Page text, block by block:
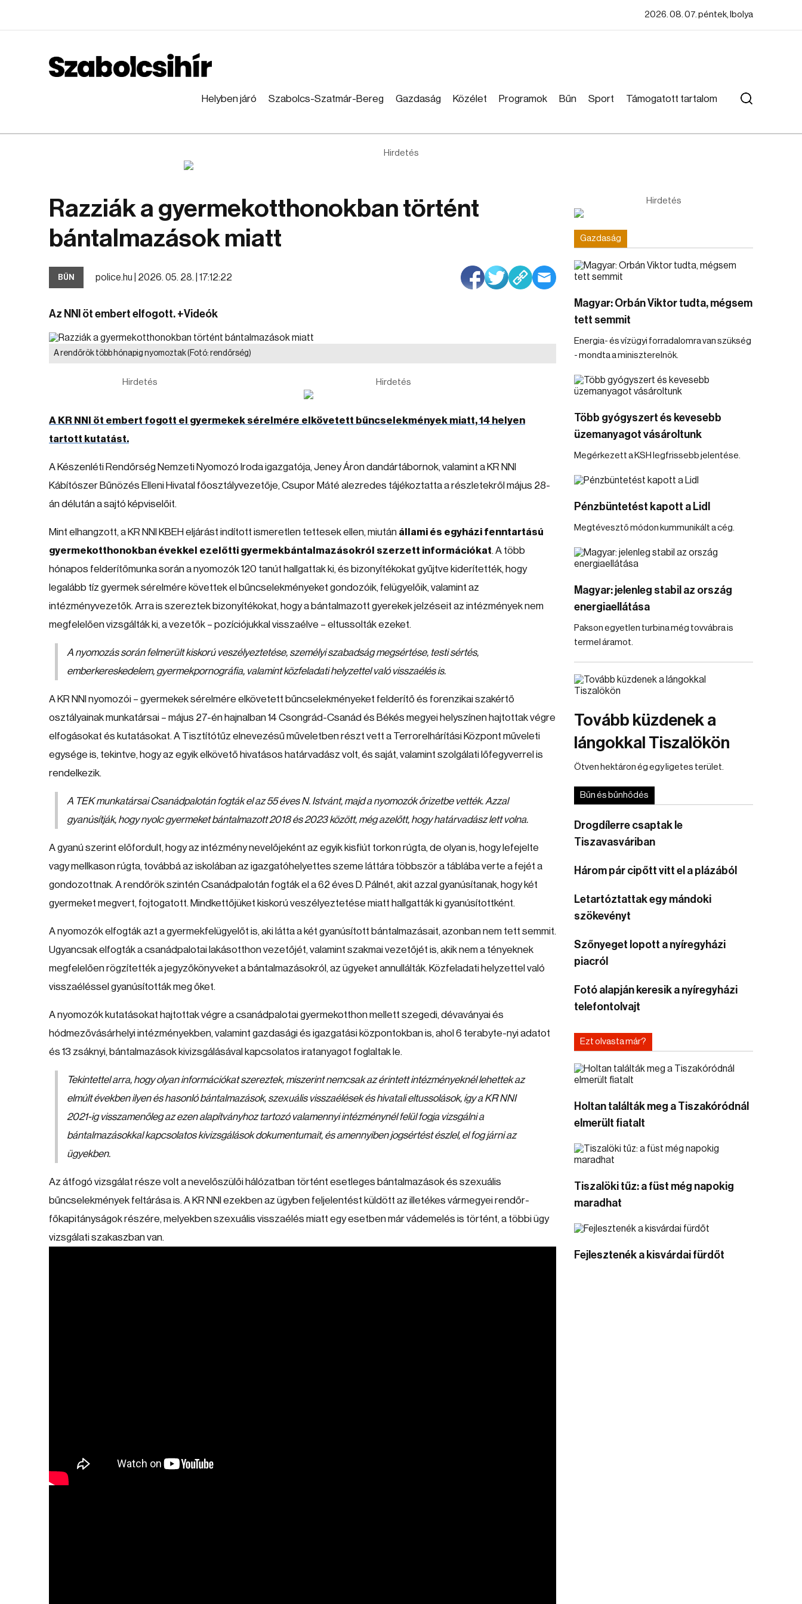
2026. 08. 07. péntek, Ibolya
Helyben járó Szabolcs-Szatmár-Bereg Gazdaság Közélet Programok Bűn Sport Támogatott tartalom
Hirdetés
Razziák a gyermekotthonokban történt
bántalmazások miatt
BŰN police.hu | 2026. 05. 28. | 17:12:22
Az NNI öt embert elfogott. +Videók
A rendőrök több hónapig nyomoztak(Fotó: rendőrség)
Hirdetés Hirdetés
A KR NNI öt embert fogott el gyermekek sérelmére elkövetett bűncselekmények miatt, 14 helyen
tartott kutatást.
A Készenléti Rendőrség Nemzeti Nyomozó Iroda igazgatója, Jeney Áron dandártábornok, valamint a KR NNI
Kábítószer Bűnözés Elleni Hivatal főosztályvezetője, Csupor Máté alezredes tájékoztatta a részletekről május 28-
án délután a sajtó képviselőit.
Mint elhangzott, a KR NNI KBEH eljárást indított ismeretlen tettesek ellen, miután állami és egyházi fenntartású
gyermekotthonokban évekkel ezelőtti gyermekbántalmazásokról szerzett információkat. A több
hónapos felderítőmunka során a nyomozók 120 tanút hallgattak ki, és bizonyítékokat gyűjtve kiderítették, hogy
legalább tíz gyermek sérelmére követtek el bűncselekményeket gondozóik, felügyelőik, valamint az
intézményvezetők. Arra is szereztek bizonyítékokat, hogy a bántalmazott gyerekek jelzéseit az intézmények nem
megfelelően vizsgálták ki, a vezetők – pozíciójukkal visszaélve – eltussolták ezeket.
A nyomozás során felmerült kiskorú veszélyeztetése, személyi szabadság megsértése, testi sértés,
emberkereskedelem, gyermekpornográfia, valamint közfeladati helyzettel való visszaélés is.
A KR NNI nyomozói – gyermekek sérelmére elkövetett bűncselekményeket felderítő és forenzikai szakértő
osztályainak munkatársai – május 27-én hajnalban 14 Csongrád-Csanád és Békés megyei helyszínen hajtottak végre
elfogásokat és kutatásokat. A Tisztítótűz elnevezésű műveletben részt vett a Terrorelhárítási Központ műveleti
egysége is, tekintve, hogy az egyik elkövető hivatásos határvadász volt, és saját, valamint szolgálati lőfegyverrel is
rendelkezik.
A TEK munkatársai Csanádpalotán fogták el az 55 éves N. Istvánt, majd a nyomozók őrizetbe vették. Azzal
gyanúsítják, hogy nyolc gyermeket bántalmazott 2018 és 2023 között, még azelőtt, hogy határvadász lett volna.
A gyanú szerint előfordult, hogy az intézmény nevelőjeként az egyik kisfiút torkon rúgta, de olyan is, hogy lefejelte
vagy mellkason rúgta, továbbá az iskolában az igazgatóhelyettes szeme láttára többször a táblába verte a fejét a
gondozottnak. A rendőrök szintén Csanádpalotán fogták el a 62 éves D. Pálnét, akit azzal gyanúsítanak, hogy két
gyermeket megvert, fojtogatott. Mindkettőjüket kiskorú veszélyeztetése miatt hallgatták ki gyanúsítottként.
A nyomozók elfogták azt a gyermekfelügyelőt is, aki látta a két gyanúsított bántalmazásait, azonban nem tett semmit.
Ugyancsak elfogták a csanádpalotai lakásotthon vezetőjét, valamint szakmai vezetőjét is, akik nem a tényeknek
megfelelően rögzítették a jegyzőkönyveket a bántalmazásokról, az ügyeket annullálták. Közfeladati helyzettel való
visszaéléssel gyanúsították meg őket.
A nyomozók kutatásokat hajtottak végre a csanádpalotai gyermekotthon mellett szegedi, dévaványai és
hódmezővásárhelyi intézményekben, valamint gazdasági és igazgatási központokban is, ahol 6 terabyte-nyi adatot
és 13 zsáknyi, bántalmazások kivizsgálásával kapcsolatos iratanyagot foglaltak le.
Tekintettel arra, hogy olyan információkat szereztek, miszerint nemcsak az érintett intézményeknél lehettek az
elmúlt években ilyen és hasonló bántalmazások, szexuális visszaélések és hivatali eltussolások, így a KR NNI
2021-ig visszamenőleg az ezen alapítványhoz tartozó valamennyi intézménynél felül fogja vizsgálni a
bántalmazásokkal kapcsolatos kivizsgálások dokumentumait, és amennyiben jogsértést észlel, el fog járni az
ügyekben.
Az átfogó vizsgálat része volt a nevelőszülői hálózatban történt esetleges bántalmazások és szexuális
bűncselekmények feltárása is. A KR NNI ezekben az ügyben feljelentést küldött az illetékes vármegyei rendőr-
főkapitányságok részére, melyekben szexuális visszaélés miatt egy esetben már vádemelés is történt, a többi ügy
vizsgálati szakaszban van.
Hirdetés
Gazdaság
Magyar: Orbán Viktor tudta, mégsem
tett semmit
Energia- és vízügyi forradalomra van szükség
- mondta a miniszterelnök.
Több gyógyszert és kevesebb
üzemanyagot vásároltunk
Megérkezett a KSH legfrissebb jelentése.
Pénzbüntetést kapott a Lidl
Megtévesztő módon kummunikált a cég.
Magyar: jelenleg stabil az ország
energiaellátása
Pakson egyetlen turbina még tovvábra is
termel áramot.
Tovább küzdenek a
lángokkal Tiszalökön
Ötven hektáron ég egy ligetes terület.
Bűn és bűnhődés
Drogdílerre csaptak le
Tiszavasváriban
Három pár cipőtt vitt el a plázából
Letartóztattak egy mándoki
szökevényt
Szőnyeget lopott a nyíregyházi
piacról
Fotó alapján keresik a nyíregyházi
telefontolvajt
Ezt olvasta már?
Holtan találták meg a Tiszakóródnál
elmerült fiatalt
Tiszalöki tűz: a füst még napokig
maradhat
Fejlesztenék a kisvárdai fürdőt